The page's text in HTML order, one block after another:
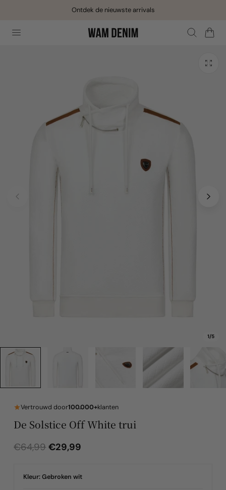
Ontdek de nieuwste arrivals
1/5
Vertrouwd door100.000+klanten
De Solstice Off White trui
Normale
€64,99
Verkoopprijs
€29,99
Kleur: Gebroken wit